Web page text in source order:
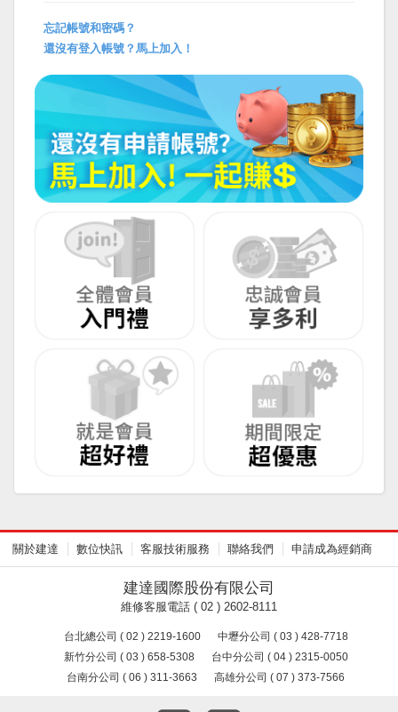
忘記帳號和密碼？
還沒有登入帳號？馬上加入！
關於建達 數位快訊 客服技術服務 聯絡我們 申請成為經銷商
建達國際股份有限公司
維修客服電話 ( 02 ) 2602-8111
台北總公司 ( 02 ) 2219-1600
中壢分公司 ( 03 ) 428-7718
新竹分公司 ( 03 ) 658-5308
台中分公司 ( 04 ) 2315-0050
台南分公司 ( 06 ) 311-3663
高雄分公司 ( 07 ) 373-7566